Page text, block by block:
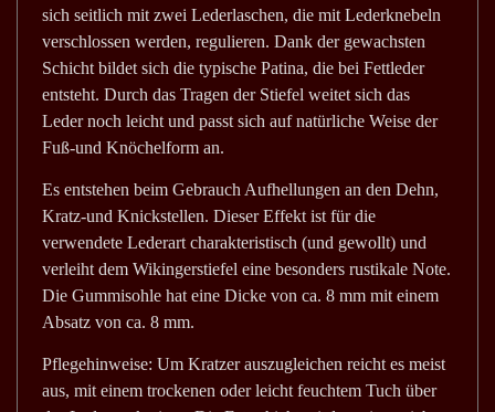
sich seitlich mit zwei Lederlaschen, die mit Lederknebeln
verschlossen werden, regulieren. Dank der gewachsten
Schicht bildet sich die typische Patina, die bei Fettleder
entsteht. Durch das Tragen der Stiefel weitet sich das
Leder noch leicht und passt sich auf natürliche Weise der
Fuß-und Knöchelform an.
Es entstehen beim Gebrauch Aufhellungen an den Dehn,
Kratz-und Knickstellen. Dieser Effekt ist für die
verwendete Lederart charakteristisch (und gewollt) und
verleiht dem Wikingerstiefel eine besonders rustikale Note.
Die Gummisohle hat eine Dicke von ca. 8 mm mit einem
Absatz von ca. 8 mm.
Pflegehinweise: Um Kratzer auszugleichen reicht es meist
aus, mit einem trockenen oder leicht feuchtem Tuch über